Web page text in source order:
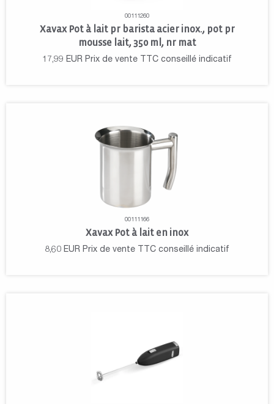
00111260
Xavax Pot à lait pr barista acier inox., pot pr
mousse lait, 350 ml, nr mat
17,99 EUR Prix de vente TTC conseillé indicatif
00111166
Xavax Pot à lait en inox
8,60 EUR Prix de vente TTC conseillé indicatif